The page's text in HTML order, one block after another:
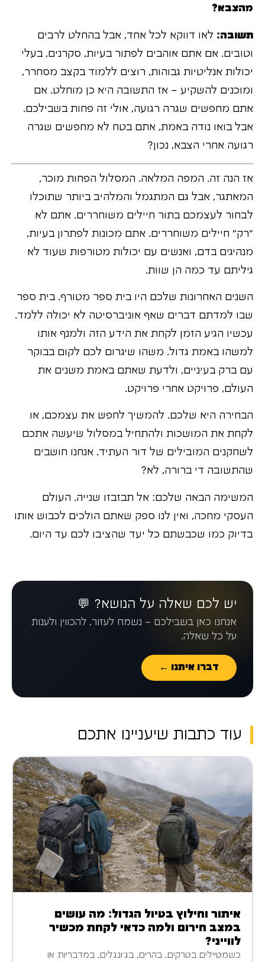
מהצבא?
תשובה: לאו דווקא לכל אחד, אבל בהחלט לרבים
וטובים. אם אתם אוהבים לפתור בעיות, סקרנים, בעלי
יכולות אנליטיות גבוהות, רוצים ללמוד בקצב מסחרר,
ומוכנים להשקיע – אז התשובה היא כן מוחלט. אם
אתם מחפשים שגרה רגועה, אולי זה פחות בשבילכם.
אבל בואו נודה באמת, אתם בטח לא מחפשים שגרה
רגועה אחרי הצבא, נכון?
אז הנה זה. המפה המלאה. המסלול הפחות מוכר,
המאתגר, אבל גם המתגמל והמלהיב ביותר שתוכלו
לבחור לעצמכם בתור חיילים משוחררים. אתם לא
"רק" חיילים משוחררים. אתם מכונות לפתרון בעיות,
מנהיגים בדם, ואנשים עם יכולות מטורפות שעוד לא
גיליתם עד כמה הן שוות.
השנים האחרונות שלכם היו בית ספר מטורף. בית ספר
שבו למדתם דברים שאף אוניברסיטה לא יכולה ללמד.
עכשיו הגיע הזמן לקחת את הידע הזה ולמנף אותו
למשהו באמת גדול. משהו שיגרום לכם לקום בבוקר
עם ברק בעיניים, ולדעת שאתם באמת משנים את
העולם, פרויקט אחרי פרויקט.
הבחירה היא שלכם. להמשיך לחפש את עצמכם, או
לקחת את המושכות ולהתחיל במסלול שיעשה אתכם
לשחקנים המובילים של דור העתיד. אנחנו חושבים
שהתשובה די ברורה, לא?
המשימה הבאה שלכם: אל תבזבזו שנייה. העולם
העסקי מחכה, ואין לנו ספק שאתם הולכים לכבוש אותו
בדיוק כמו שכבשתם כל יעד שהציבו לכם עד היום.
יש לכם שאלה על הנושא? 💬
אנחנו כאן בשבילכם – נשמח לעזור, להכווין ולענות
על כל שאלה.
דברו איתנו ←
עוד כתבות שיעניינו אתכם
איתור וחילוץ בטיול הגדול: מה עושים
במצב חירום ולמה כדאי לקחת מכשיר
לווייני?
כשמטיילים בטרקים, בהרים, בג׳ונגלים, במדבריות או